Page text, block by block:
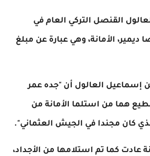
القنصل التركي العام في
ديمير، الأمانة، وهي عبارة عن مبلغ
إسماعيل العالول أن "جده عمر
هما من استلما الأمانة من
كان مجندا في الجيش العثماني".
عادت كما تم استلامها من الأجداد،